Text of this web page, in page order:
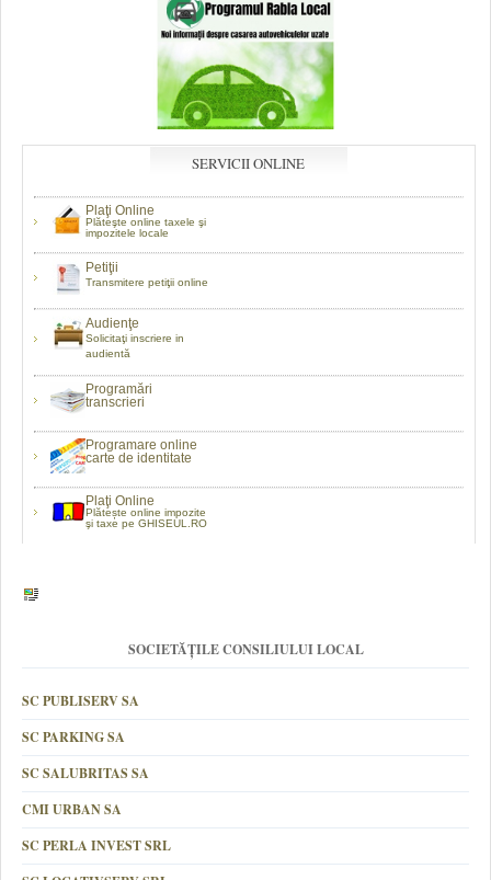
SERVICII ONLINE
Plaţi Online
Plăteşte online taxele şi
impozitele locale
Petiţii
Transmitere petiţii online
Audienţe
Solicitaţi inscriere in
audientă
Programări
transcrieri
Programare online
carte de identitate
Plaţi Online
Plătește online impozite
şi taxe pe GHISEUL.RO
SOCIETĂȚILE CONSILIULUI LOCAL
SC PUBLISERV SA
SC PARKING SA
SC SALUBRITAS SA
CMI URBAN SA
SC PERLA INVEST SRL